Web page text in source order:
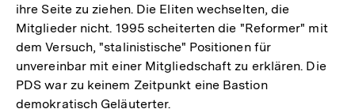
ihre Seite zu ziehen. Die Eliten wechselten, die
Mitglieder nicht. 1995 scheiterten die "Reformer" mit
dem Versuch, "stalinistische" Positionen für
unvereinbar mit einer Mitgliedschaft zu erklären. Die
PDS war zu keinem Zeitpunkt eine Bastion
demokratisch Geläuterter.